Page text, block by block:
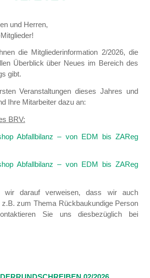
und Herren,
die Mitgliederinformation 2/2026, die
Überblick über Neues im Bereich des
gibt.
Veranstaltungen dieses Jahres und
Ihre Mitarbeiter dazu an:
BRV:
Abfallbilanz – von EDM bis ZAReg
Abfallbilanz – von EDM bis ZAReg
wir darauf verweisen, dass wir auch
zum Thema Rückbaukundige Person
Sie uns diesbezüglich bei